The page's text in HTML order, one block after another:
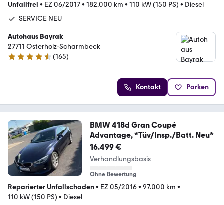
Unfallfrei • EZ 06/2017• 182.000 km • 110 kW (150 PS) • Diesel
SERVICE NEU
Autohaus Bayrak
27711 Osterholz-Scharmbeck
4.7 Sterne
(165)
Kontakt Parken
BMW 418d Gran Coupé
Advantage, *Tüv/Insp./Batt. Neu*
16.499 €
Verhandlungsbasis
Ohne Bewertung
Reparierter Unfallschaden• EZ 05/2016• 97.000 km •
110 kW (150 PS) • Diesel